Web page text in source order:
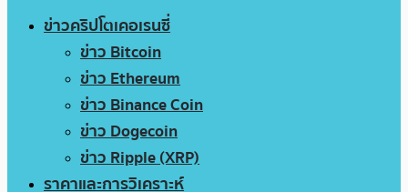
ข่าวคริปโตเคอเรนซี่
ข่าว Bitcoin
ข่าว Ethereum
ข่าว Binance Coin
ข่าว Dogecoin
ข่าว Ripple (XRP)
ราคาและการวิเคราะห์